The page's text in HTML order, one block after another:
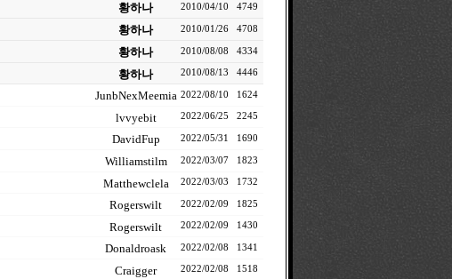
황하나 2010/04/10 4749
황하나 2010/01/26 4708
황하나 2010/08/08 4334
황하나 2010/08/13 4446
JunbNexMeemia 2022/08/10 1624
lvvyebit 2022/06/25 2245
DavidFup 2022/05/31 1690
Williamstilm 2022/03/07 1823
Matthewclela 2022/03/03 1732
Rogerswilt 2022/02/09 1825
Rogerswilt 2022/02/09 1430
Donaldroask 2022/02/08 1341
Craigger 2022/02/08 1518